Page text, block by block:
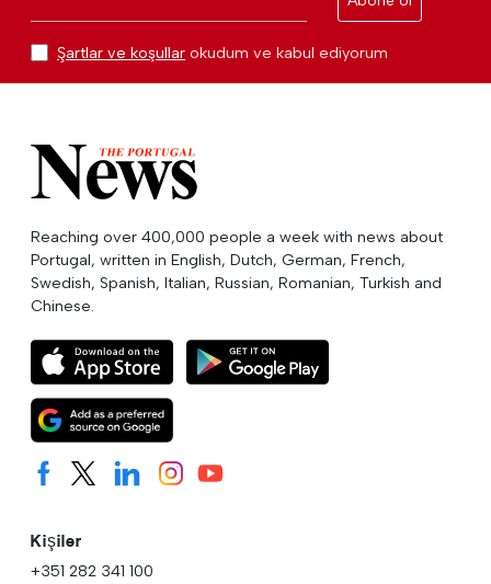
Şartlar ve koşullar okudum ve kabul ediyorum
Reaching over 400,000 people a week with news about
Portugal, written in English, Dutch, German, French,
Swedish, Spanish, Italian, Russian, Romanian, Turkish and
Chinese.
Kişiler
+351 282 341 100